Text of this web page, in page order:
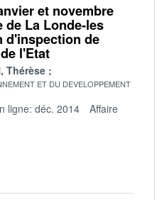
et novembre
de La Londe-les
d'inspection de
l'Etat
Thérèse
ET DU DEVELOPPEMENT
ligne: déc. 2014
Affaire